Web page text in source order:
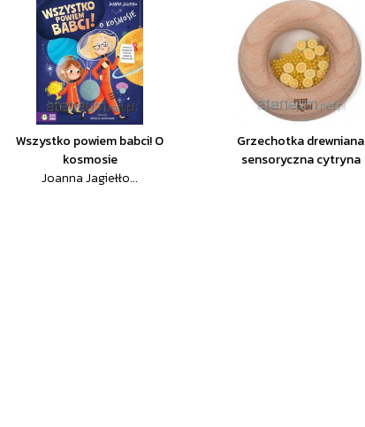
Wszystko powiem babci! O
kosmosie
Joanna Jagiełło...
Grzechotka drewniana
sensoryczna cytryna